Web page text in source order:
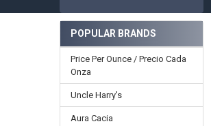
Sidebar
POPULAR BRANDS
Price Per Ounce / Precio Cada
Onza
Uncle Harry's
Aura Cacia